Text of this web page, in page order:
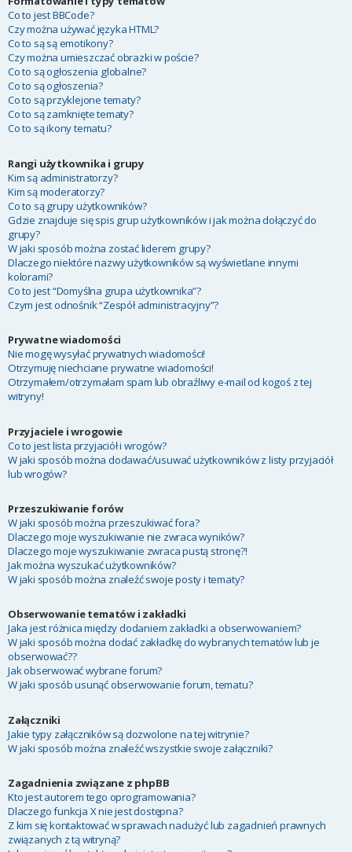
Co to jest BBCode?
Czy można używać języka HTML?
Co to są są emotikony?
Czy można umieszczać obrazki w poście?
Co to są ogłoszenia globalne?
Co to są ogłoszenia?
Co to są przyklejone tematy?
Co to są zamknięte tematy?
Co to są ikony tematu?
Rangi użytkownika i grupy
Kim są administratorzy?
Kim są moderatorzy?
Co to są grupy użytkowników?
Gdzie znajduje się spis grup użytkowników i jak można dołączyć do
grupy?
W jaki sposób można zostać liderem grupy?
Dlaczego niektóre nazwy użytkowników są wyświetlane innymi
kolorami?
Co to jest “Domyślna grupa użytkownika”?
Czym jest odnośnik “Zespół administracyjny”?
Prywatne wiadomości
Nie mogę wysyłać prywatnych wiadomości!
Otrzymuję niechciane prywatne wiadomości!
Otrzymałem/otrzymałam spam lub obraźliwy e-mail od kogoś z tej
witryny!
Przyjaciele i wrogowie
Co to jest lista przyjaciół i wrogów?
W jaki sposób można dodawać/usuwać użytkowników z listy przyjaciół
lub wrogów?
Przeszukiwanie forów
W jaki sposób można przeszukiwać fora?
Dlaczego moje wyszukiwanie nie zwraca wyników?
Dlaczego moje wyszukiwanie zwraca pustą stronę?!
Jak można wyszukać użytkowników?
W jaki sposób można znaleźć swoje posty i tematy?
Obserwowanie tematów i zakładki
Jaka jest różnica między dodaniem zakładki a obserwowaniem?
W jaki sposób można dodać zakładkę do wybranych tematów lub je
obserwować??
Jak obserwować wybrane forum?
W jaki sposób usunąć obserwowanie forum, tematu?
Załączniki
Jakie typy załączników są dozwolone na tej witrynie?
W jaki sposób można znaleźć wszystkie swoje załączniki?
Zagadnienia związane z phpBB
Kto jest autorem tego oprogramowania?
Dlaczego funkcja X nie jest dostępna?
Z kim się kontaktować w sprawach nadużyć lub zagadnień prawnych
związanych z tą witryną?